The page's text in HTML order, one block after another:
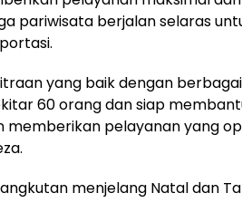
pariwisata berjalan selaras
yang baik dengan
60 orang dan siap
memberikan pelayanan yang
menjelang Natal dan